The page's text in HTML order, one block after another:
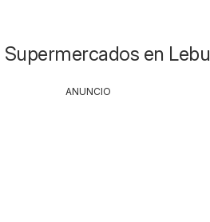
en Lebu
ANUNCIO